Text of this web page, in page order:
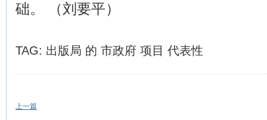
础。 （刘要平）
TAG: 出版局 的 市政府 项目 代表性
上一篇